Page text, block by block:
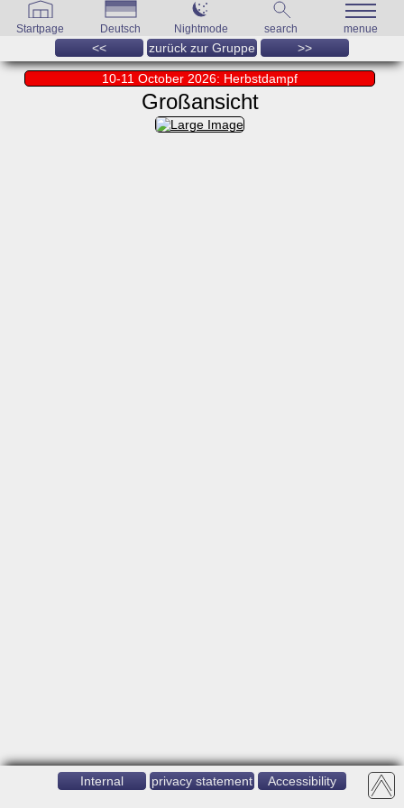
Startpage Deutsch Nightmode search menue
<< zurück zur Gruppe >>
10-11 October 2026: Herbstdampf
Großansicht
Internal privacy statement Accessibility